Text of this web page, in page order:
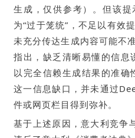
生成，仅供参考）。但该
为“过于笼统”，不足以有效
未充分传达生成内容可能不
指出，缺乏清晰易懂的信息
以完全信赖生成结果的准确
这一信息缺口，并未通过
件或网页栏目得到弥补。
基于上述原因，意大利竞争